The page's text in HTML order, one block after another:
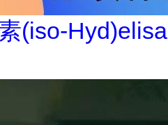
(iso-Hyd)elisa